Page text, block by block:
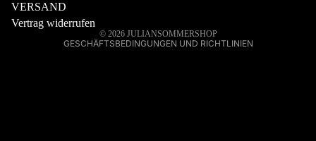
VERSAND
Vertrag widerrufen
© 2026 JULIANSOMMERSHOP
GESCHÄFTSBEDINGUNGEN UND RICHTLINIEN